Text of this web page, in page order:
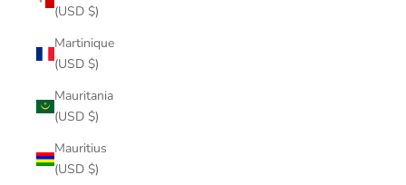
(USD $)
Martinique
(USD $)
Mauritania
(USD $)
Mauritius
(USD $)